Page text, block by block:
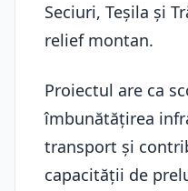
Seciuri, Teşila şi
relief montan.
Proiectul are ca
îmbunătăţirea
transport şi
capacităţii de